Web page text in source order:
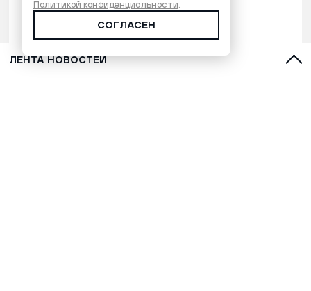
ЛЕНТА НОВОСТЕЙ
Политикой конфиденциальности.
СОГЛАСЕН